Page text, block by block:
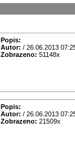
Popis:
Autor: / 26.06.2013
Zobrazeno: 51148x
Popis:
Autor: / 26.06.2013
Zobrazeno: 21509x